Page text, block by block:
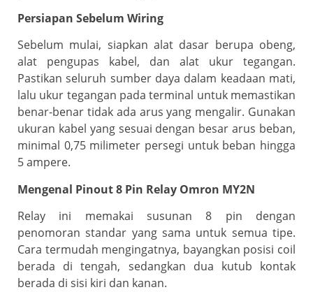
Persiapan Sebelum Wiring
Sebelum mulai, siapkan alat dasar berupa obeng,
alat pengupas kabel, dan alat ukur tegangan.
Pastikan seluruh sumber daya dalam keadaan mati,
lalu ukur tegangan pada terminal untuk memastikan
benar-benar tidak ada arus yang mengalir. Gunakan
ukuran kabel yang sesuai dengan besar arus beban,
minimal 0,75 milimeter persegi untuk beban hingga
5 ampere.
Mengenal Pinout 8 Pin Relay Omron MY2N
Relay ini memakai susunan 8 pin dengan
penomoran standar yang sama untuk semua tipe.
Cara termudah mengingatnya, bayangkan posisi coil
berada di tengah, sedangkan dua kutub kontak
berada di sisi kiri dan kanan.